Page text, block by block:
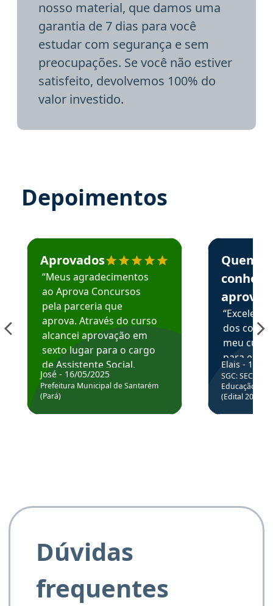
nosso material, que damos uma
garantia de 7 dias para você
estudar com segurança e sem
preocupações. Se você não estiver
satisfeito, devolvemos 100% do
valor investido.
Depoimentos
Estudante José recomenda o Aprova Concursos em
Aprovados
“Meus agradecimentos
ao Aprova Concursos
pela parceria que
aprova. Através do curso
alcancei aprovação em
sexto lugar para o cargo
de Assistente Social.
Hoje estou atuando na
Prefeitura de Santarém.
José - 16/05/2025
Prefeitura Municipal de Santarém
(Pará)
Estudante
Quem
aprova
dos
meu
para
colocar
através
de
Elais - 15/
SGC: SEC BA
Educação
(Edital
Dúvidas
frequentes